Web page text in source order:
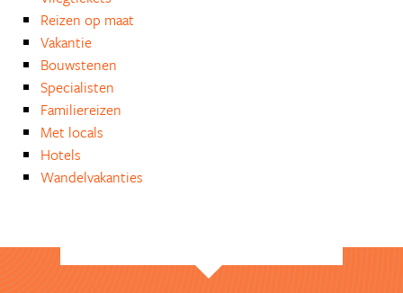
Reizen op maat
Vakantie
Bouwstenen
Specialisten
Familiereizen
Met locals
Hotels
Wandelvakanties